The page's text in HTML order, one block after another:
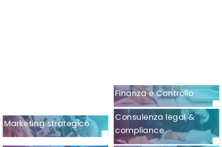
Finanza e Controllo
Marketing strategico
Consulenza legal &
compliance